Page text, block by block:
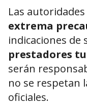
Las
extrema
indicaciones de
prestadores
serán
no se respetan
oficiales.